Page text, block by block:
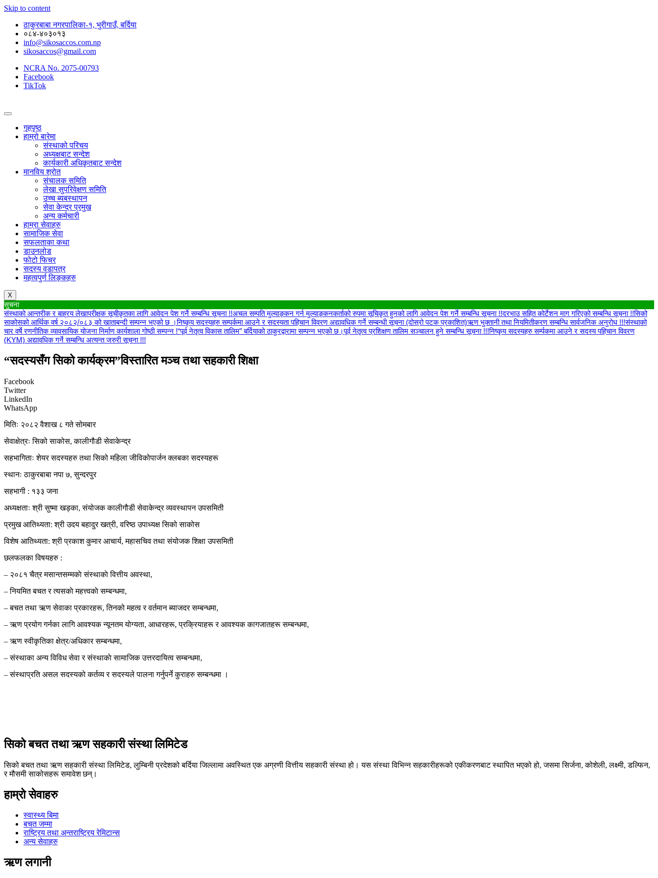
Skip to content
ठाकुरबाबा नगरपालिका-१, भुरीगाउँ, बर्दिया
०८४-४०३०१३
info@sikosaccos.com.np
sikosaccos@gmail.com
NCRA No. 2075-00793
Facebook
TikTok
गृहपृष्ठ
हाम्रो बारेमा
संस्थाको परिचय
अध्यक्षबाट सन्देश
कार्यकारी अधिकृतबाट सन्देश
मानविय श्रोत
संचालक समिति
लेखा सुपरिवेक्षण समिति
उच्च ब्यबस्थापन
सेवा केन्द्र प्रमुख
अन्य कर्मचारी
हाम्रा सेवाहरु
सामाजिक सेवा
सफलताका कथा
डाउनलोड
फोटो फिचर
सदस्य वडापत्र
महत्वपुर्ण लिङ्कहरु
X
सुचना
संस्थाको आन्तरीक र बाह्रय लेखापरीक्षक सूचीकृतका लागि आवेदन पेश गर्ने सम्बन्धि सूचना !!अचल सम्पति मुल्याङ्कन गर्न मुल्याङ्कनकर्ताको रुपमा सूचिकृत हुनको लागि आवेदन पेश गर्ने सम्बन्धि सूचना !!दरभाउ सहित कोर्टेशन माग गरिएको सम्बन्धि सूचना !!सिको
साकोसको आर्थिक वर्ष २०८२/०८३ को खाताबन्दी सम्पन्न भएको छ ।निष्कृय सदस्यहरु सम्पर्कमा आउने र सदस्यता पहिचान विवरण अद्यावधिक गर्ने सम्बन्धी सूचना (दोस्रो पटक प्रकाशित)ऋण भुक्तानी तथा नियमितीकरण सम्बन्धि सार्वजनिक अनुरोध !!!संस्थाको
चार वर्षे रणनीतिक व्यावसायिक योजना निर्माण कार्यशाला गोष्ठी सम्पन्न !“पूर्व नेतृत्व विकास तालिम” बर्दियाको ठाकुरद्वारामा सम्पन्न भएको छ।पूर्व नेतृत्व प्रशिक्षण तालिम सञ्चालन हुने सम्बन्धि सूचना !!!निष्कृय सदस्यहरु सर्म्पकमा आउने र सदस्य पहिचान विवरण
(KYM) अद्यावधिक गर्ने सम्बन्धि अत्यन्त जरुरी सूचना !!!
“सदस्यसँग सिको कार्यक्रम”विस्तारित मञ्च तथा सहकारी शिक्षा
Facebook
Twitter
LinkedIn
WhatsApp
मितिः २०८२ वैशाख ८ गते सोमबार
सेवाक्षेत्रः सिको साकोस, कालीगौडी सेवाकेन्द्र
सहभागिताः शेयर सदस्यहरु तथा सिको महिला जीविकोपार्जन क्लबका सदस्यहरू
स्थानः ठाकुरबाबा नपा ७, सुन्दरपुर
सहभागी : १३३ जना
अध्यक्षताः श्री सुष्मा खड्का, संयोजक कालीगौडी सेवाकेन्द्र व्यवस्थापन उपसमिती
प्रमुख आतिथ्यता: श्री उदय बहादुर खत्री, वरिष्ठ उपाध्यक्ष सिको साकोस
विशेष आतिथ्यता: श्री प्रकाश कुमार आचार्य, महासचिव तथा संयोजक शिक्षा उपसमिती
छलफलका विषयहरु :
– २०८१ चैत्र मसान्तसम्मकाे संस्थाकाे वित्तीय अवस्था,
– नियमित बचत र त्यसकाे महत्त्वकाे सम्बन्धमा,
– बचत तथा ऋण सेवाका प्रकारहरू, तिनको महत्व र वर्तमान ब्याजदर सम्बन्धमा,
– ऋण प्रयोग गर्नका लागि आवश्यक न्यूनतम योग्यता, आधारहरू, प्रक्रियाहरू र आवश्यक कागजातहरू सम्बन्धमा,
– ऋण स्वीकृतिका क्षेत्र/अधिकार सम्बन्धमा,
– संस्थाका अन्य विविध सेवा र संस्थाकाे सामाजिक उत्तरदायित्व सम्बन्धमा,
– संस्थाप्रति असल सदस्यको कर्तव्य र सदस्यले पालना गर्नुपर्ने कुराहरु सम्बन्धमा ।
सिको बचत तथा ऋण सहकारी संस्था लिमिटेड
सिको बचत तथा ऋण सहकारी संस्था लिमिटेड, लुम्बिनी प्रदेशको बर्दिया जिल्लामा अवस्थित एक अग्रणी वित्तीय सहकारी संस्था हो। यस संस्था विभिन्न सहकारीहरूको एकीकरणबाट स्थापित भएको हो, जसमा सिर्जना, कोशेली, लक्ष्मी, डल्फिन,
र मौसमी साकोसहरू समावेश छन्।
हाम्रो सेवाहरु
स्वास्थ्य बिमा
बचत जम्मा
राष्ट्रिय तथा अन्तराष्ट्रिय रेमिटान्स
अन्य सेवाहरु
ऋण लगानी